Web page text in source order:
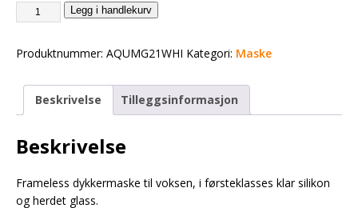
Legg i handlekurv
Produktnummer: AQUMG21WHI Kategori: Maske
Beskrivelse Tilleggsinformasjon
Beskrivelse
Frameless dykkermaske til voksen, i førsteklasses klar silikon
og herdet glass.